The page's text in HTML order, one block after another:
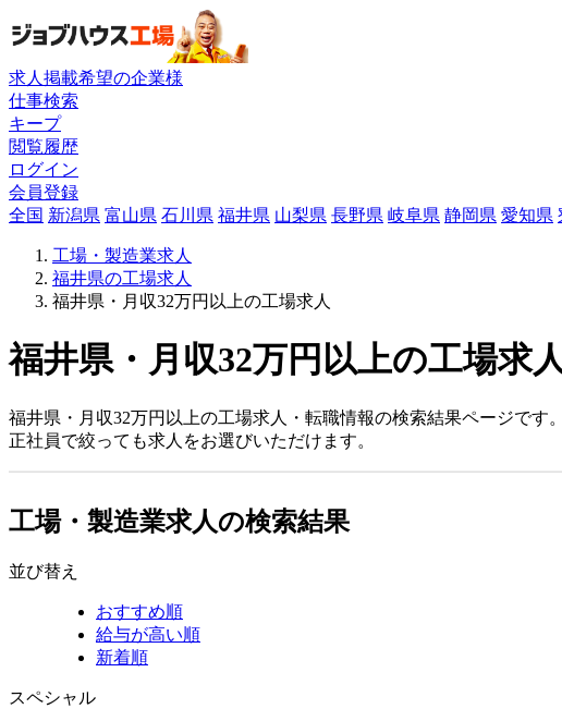
求人掲載希望の企業様
仕事検索
キープ
閲覧履歴
ログイン
会員登録
全国 新潟県 富山県 石川県 福井県 山梨県 長野県 岐阜県 静岡県 愛知県
工場・製造業求人
福井県の工場求人
福井県・月収32万円以上の工場求人
福井県・月収32万円以上の工場求
福井県・月収32万円以上の工場求人・転職情報の検索結果ページです
正社員で絞っても求人をお選びいただけます。
工場・製造業求人の検索結果
並び替え
おすすめ順
給与が高い順
新着順
スペシャル